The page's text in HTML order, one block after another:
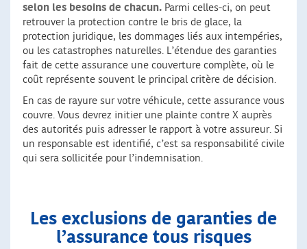
selon les besoins de chacun. Parmi celles-ci, on peut
retrouver la protection contre le bris de glace, la
protection juridique, les dommages liés aux intempéries,
ou les catastrophes naturelles. L’étendue des garanties
fait de cette assurance une couverture complète, où le
coût représente souvent le principal critère de décision.
En cas de rayure sur votre véhicule, cette assurance vous
couvre. Vous devrez initier une plainte contre X auprès
des autorités puis adresser le rapport à votre assureur. Si
un responsable est identifié, c’est sa responsabilité civile
qui sera sollicitée pour l’indemnisation.
Les exclusions de garanties de
l’assurance tous risques